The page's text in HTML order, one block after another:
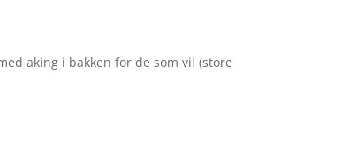
aking i bakken for de som vil (store